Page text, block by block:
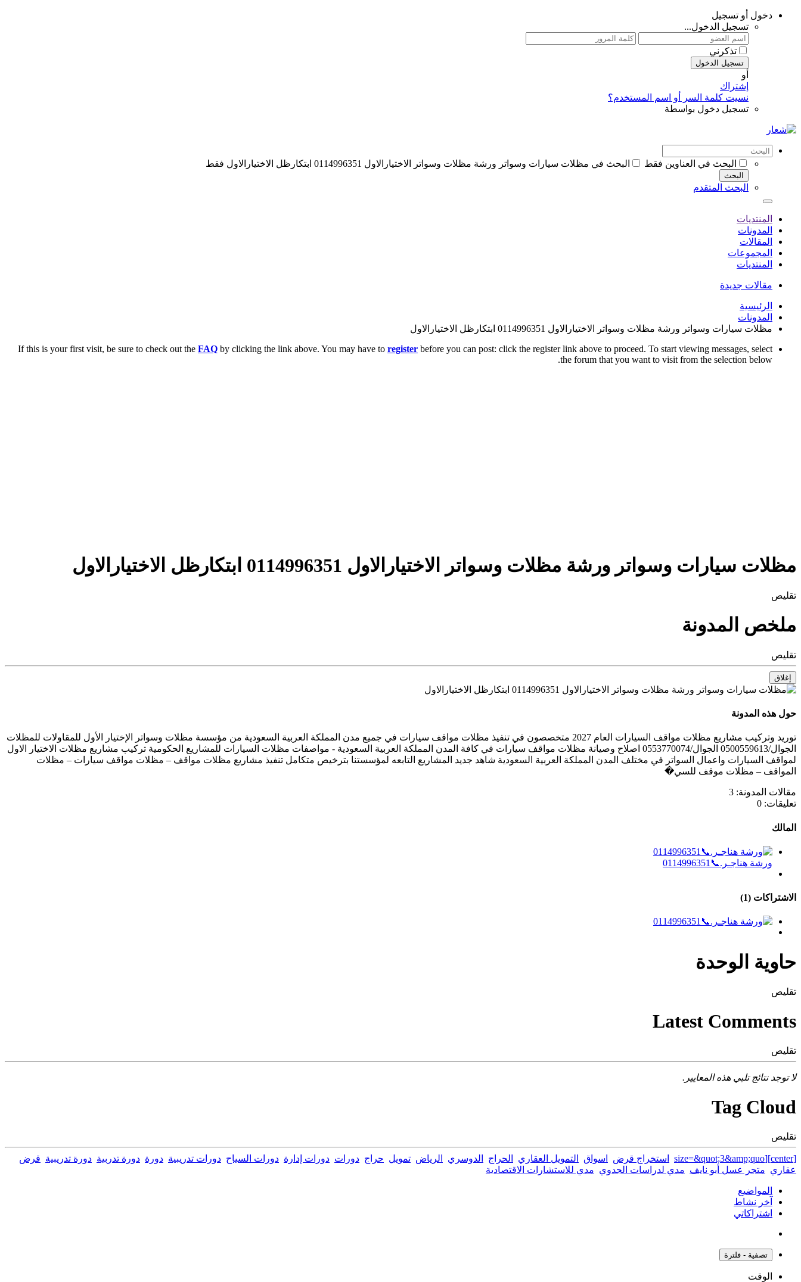
دخول أو تسجيل
تسجيل الدخول...
تذكرني
تسجيل الدخول
أو
إشتراك
نسيت كلمة السر أو اسم المستخدم؟
تسجيل دخول بواسطة
البحث في العناوين فقط البحث في مظلات سيارات وسواتر ورشة مظلات وسواتر الاختيارالاول 0114996351 ابتكارظل الاختيارالاول فقط
البحث
البحث المتقدم
المنتديات
المدونات
المقالات
المجموعات
المنتديات
مقالات جديدة
الرئيسية
المدونات
مظلات سيارات وسواتر ورشة مظلات وسواتر الاختيارالاول 0114996351 ابتكارظل الاختيارالاول
If this is your first visit, be sure to check out the FAQ by clicking the link above. You may have to register before you can post: click the register link above to proceed. To start viewing messages, select
the forum that you want to visit from the selection below.
مظلات سيارات وسواتر ورشة مظلات وسواتر الاختيارالاول 0114996351 ابتكارظل الاختيارالاول
تقليص
ملخص المدونة
تقليص
إغلاق
حول هذه المدونة
توريد وتركيب مشاريع مظلات مواقف السيارات العام 2027 متخصصون في تنفيذ مظلات مواقف سيارات في جميع مدن المملكة العربية السعودية من مؤسسة مظلات وسواتر الإختيار الأول للمقاولات للمظلات
الجوال/0500559613 الجوال/0553770074 اصلاح وصيانة مظلات مواقف سيارات في كافة المدن المملكة العربية السعودية - مواصفات مظلات السيارات للمشاريع الحكومية تركيب مشاريع مظلات الاختيار الاول
لمواقف السيارات واعمال السواتر في مختلف المدن المملكة العربية السعودية شاهد جديد المشاريع التابعه لمؤسستنا بترخيص متكامل تنفيذ مشاريع مظلات مواقف – مظلات مواقف سيارات – مظلات
المواقف – مظلات موقف للسي�
مقالات المدونة: 3
تعليقات: 0
المالك
ورشة هناجـر.📞0114996351
الاشتراكات (1)
حاوية الوحدة
تقليص
Latest Comments
تقليص
لا توجد نتائج تلبي هذه المعايير.
Tag Cloud
تقليص
[center][size=&quot;3&amp;quo استخراج قرض اسواق التمويل العقاري الحراج الدوسري الرياض تمويل حراج دورات دورات إدارة دورات السياح دورات تدريبية دورة دورة تدربية دورة تدريبية قرض
عقاري متجر عسل أبو نايف مدي لدراسات الجدوي مدي للاستشارات الاقتصادية
المواضيع
آخر نشاط
اشتراكاتي
تصفية - فلترة
الوقت